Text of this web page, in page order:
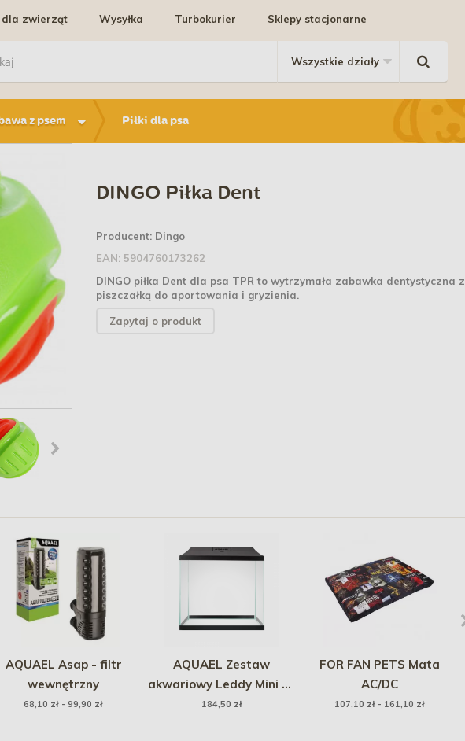
dla zwierząt Wysyłka Turbokurier Sklepy stacjonarne
z psem Piłki dla psa
DINGO Piłka Dent
Producent: Dingo
EAN: 5904760173262
DINGO piłka Dent dla psa TPR to wytrzymała zabawka dentystyczna z
piszczałką do aportowania i gryzienia.
Zapytaj o produkt
AQUAEL Asap - filtr
wewnętrzny
68,10 zł - 99,90 zł
AQUAEL Zestaw
akwariowy Leddy Mini 35
- czarny
184,50 zł
FOR FAN PETS Mata
AC/DC
107,10 zł - 161,10 zł